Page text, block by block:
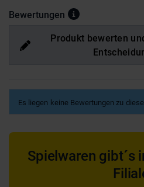
Bewertungen
Produkt bewerten
Es liegen keine Bewertungen zu
Spielwaren gibt´s